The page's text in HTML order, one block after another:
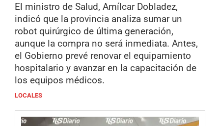
El ministro de Salud, Amílcar Dobladez,
indicó que la provincia analiza sumar un
robot quirúrgico de última generación,
aunque la compra no será inmediata. Antes,
el Gobierno prevé renovar el equipamiento
hospitalario y avanzar en la capacitación de
los equipos médicos.
LOCALES